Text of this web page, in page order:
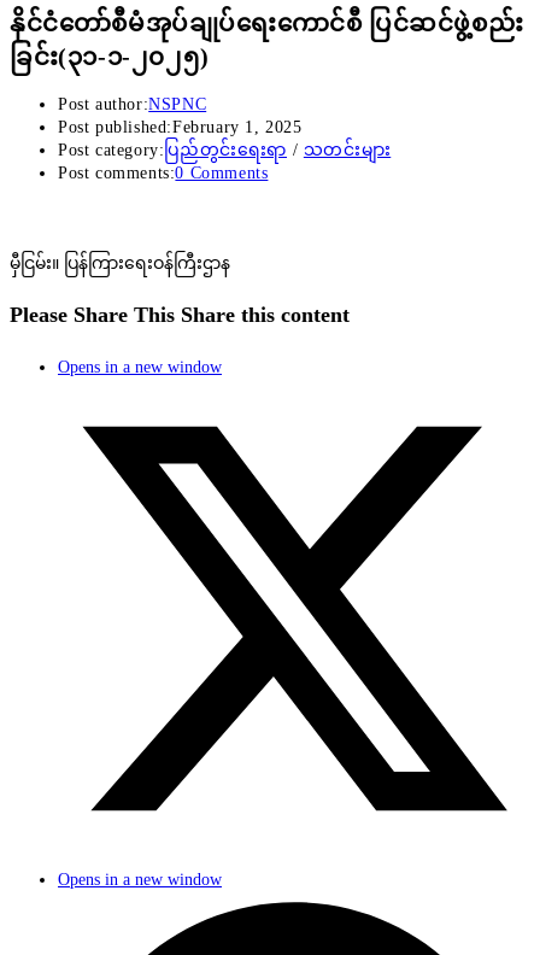
နိုင်ငံတော်စီမံအုပ်ချုပ်ရေးကောင်စီ ပြင်ဆင်ဖွဲ့စည်း
ခြင်း(၃၁-၁-၂၀၂၅)
Post author:NSPNC
Post published:February 1, 2025
Post category: ပြည်တွင်းရေးရာ / သတင်းများ
Post comments:0 Comments
မှီငြမ်း။ ပြန်ကြားရေးဝန်ကြီးဌာန
Please Share This Share this content
Opens in a new window
Opens in a new window